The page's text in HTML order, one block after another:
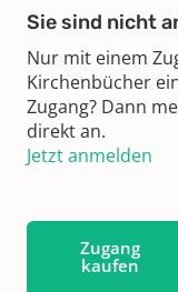
Sie sind nicht
Nur mit einem
Kirchenbücher
Zugang? Dann
direkt an.
Jetzt anmelden
Zugang
kaufen